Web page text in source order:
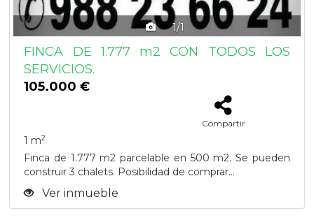
1/1
FINCA DE 1.777 m2 CON TODOS LOS
SERVICIOS.
105.000 €
Compartir
1 m2
Finca de 1.777 m2 parcelable en 500 m2. Se pueden
construir 3 chalets. Posibilidad de comprar...
Ver inmueble